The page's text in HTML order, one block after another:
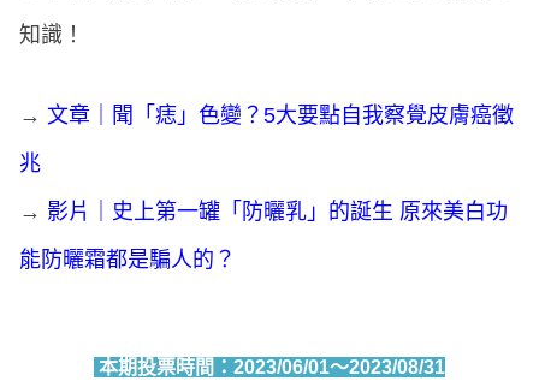
知識！
→文章｜聞「痣」色變？5大要點自我察覺皮膚癌徵
兆
→ 影片｜史上第一罐「防曬乳」的誕生 原來美白功
能防曬霜都是騙人的？
本期投票時間：2023/06/01～2023/08/31